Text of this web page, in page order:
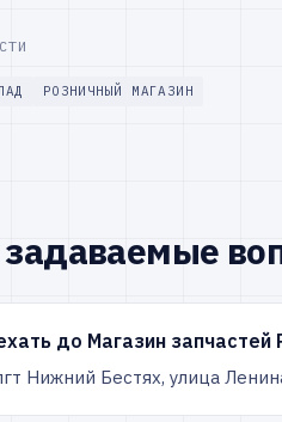
РОЗНИЧНЫЙ МАГАЗИН
задаваемые
до Магазин запчастей
Нижний Бестях, улица